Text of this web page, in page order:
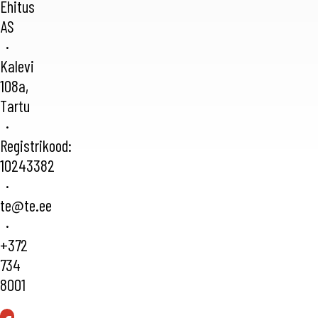
Ehitus
AS
·
Kalevi
108a,
Tartu
·
Registrikood:
10243382
·
te@te.ee
·
+372
734
8001